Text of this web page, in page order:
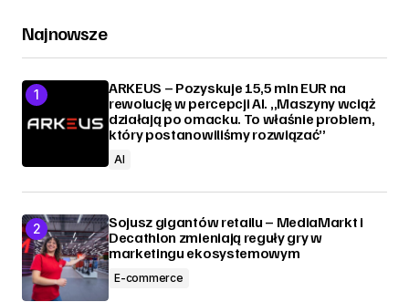
Najnowsze
ARKEUS – Pozyskuje 15,5 mln EUR na
rewolucję w percepcji AI. „Maszyny wciąż
działają po omacku. To właśnie problem,
który postanowiliśmy rozwiązać”
AI
Sojusz gigantów retailu – MediaMarkt i
Decathlon zmieniają reguły gry w
marketingu ekosystemowym
E-commerce